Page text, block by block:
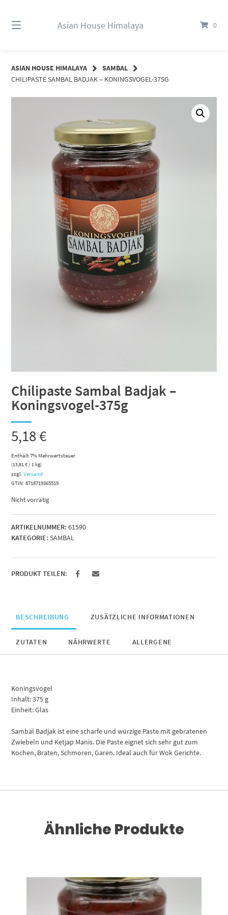
Inhalt
Asian House Himalaya 0
ASIAN HOUSE HIMALAYA
SAMBAL
CHILIPASTE SAMBAL BADJAK – KONINGSVOGEL-375G
Chilipaste Sambal Badjak –
Koningsvogel-375g
5,18€
Enthält 7% Mehrwertsteuer
(13,81€/ 1 kg)
zzgl.Versand
GTIN: 8718719365519
Nicht vorrätig
ARTIKELNUMMER: 61590
KATEGORIE: SAMBAL
PRODUKT TEILEN:
BESCHREIBUNG ZUSÄTZLICHE INFORMATIONEN
ZUTATEN NÄHRWERTE ALLERGENE
Koningsvogel
Inhalt: 375 g
Einheit: Glas
Sambal Badjak ist eine scharfe und würzige Paste mit gebratenen
Zwiebeln und Ketjap Manis. Die Paste eignet sich sehr gut zum
Kochen, Braten, Schmoren, Garen. Ideal auch für Wok Gerichte.
Ähnliche Produkte